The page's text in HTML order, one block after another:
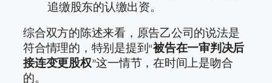
追缴股东的认缴出资。
综合双方的陈述来看，原告乙公司的说法是
符合情理的，特别是提到“被告在一审判决后
接连变更股权”这一情节，在时间上是吻合
的。